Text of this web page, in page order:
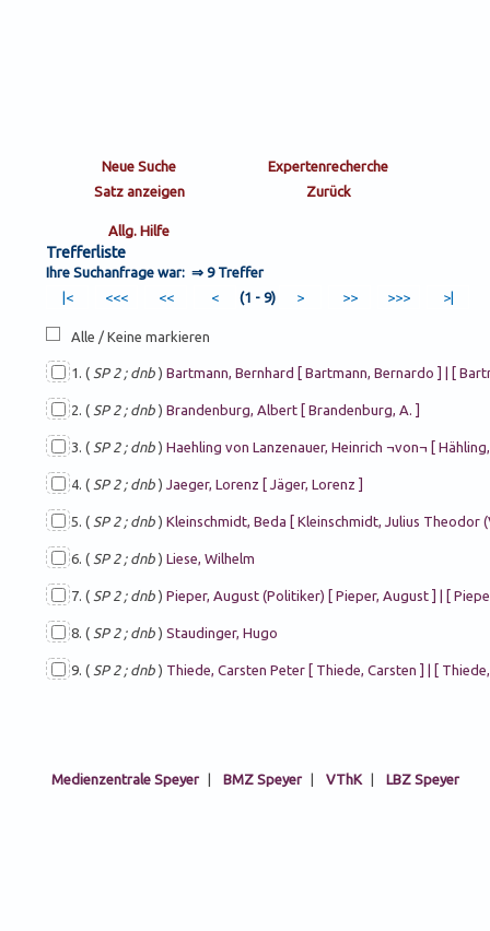
Trefferliste
Ihre Suchanfrage war: ⇒9 Treffer
(1 - 9)
Alle / Keine markieren
1. ( SP 2 ; dnb )Bartmann, Bernhard [ Bartmann, Bernardo ] | [
2. ( SP 2 ; dnb )Brandenburg, Albert [ Brandenburg, A. ]
3. ( SP 2 ; dnb )Haehling von Lanzenauer, Heinrich ¬von¬ [
4. ( SP 2 ; dnb ) Jaeger, Lorenz [ Jäger, Lorenz ]
5. ( SP 2 ; dnb )Kleinschmidt, Beda [ Kleinschmidt, Julius Theodor
6. ( SP 2 ; dnb )Liese, Wilhelm
7. ( SP 2 ; dnb )Pieper, August (Politiker) [ Pieper, August ] | [
8. ( SP 2 ; dnb )Staudinger, Hugo
9. ( SP 2 ; dnb ) Thiede, Carsten Peter [ Thiede, Carsten ] | [
Medienzentrale Speyer | BMZ Speyer | VThK | LBZ Speyer